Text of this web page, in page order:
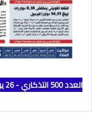
العدد 500 التذكاري - 26 يوليو 2026 - السنة الثالثة